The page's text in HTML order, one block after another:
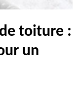
toiture :
un